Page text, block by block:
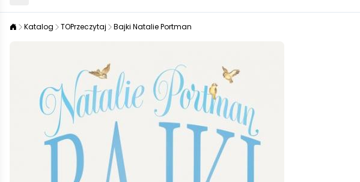
Katalog TOPrzeczytaj Bajki Natalie Portman